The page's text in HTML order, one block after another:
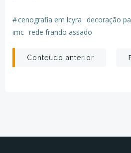
#cenografia em lcyra
decoração
imc rede frando assado
Post
Conteudo anterior